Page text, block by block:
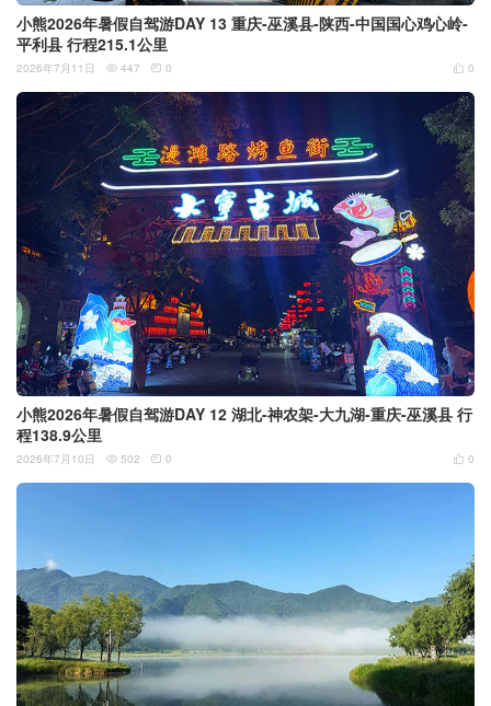
小熊2026年暑假自驾游DAY 13 重庆-巫溪县-陕西-中国国心鸡心岭-
平利县 行程215.1公里
 0
2026年7月11日  447  0
小熊2026年暑假自驾游DAY 12 湖北-神农架-大九湖-重庆-巫溪县 行
程138.9公里
 0
2026年7月10日  502  0